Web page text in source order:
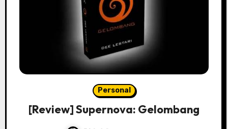
Personal
[Review] Supernova: Gelombang